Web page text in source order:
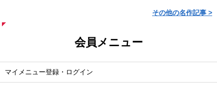
その他の名作記事 >
会員メニュー
マイメニュー登録・ログイン